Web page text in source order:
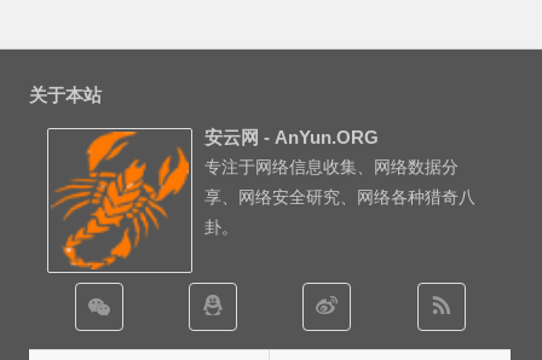
关于本站
安云网 - AnYun.ORG
专注于网络信息收集、网络数据分
享、网络安全研究、网络各种猎奇八
卦。